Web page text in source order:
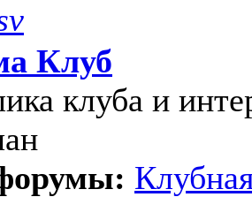
Клуб
клуба и